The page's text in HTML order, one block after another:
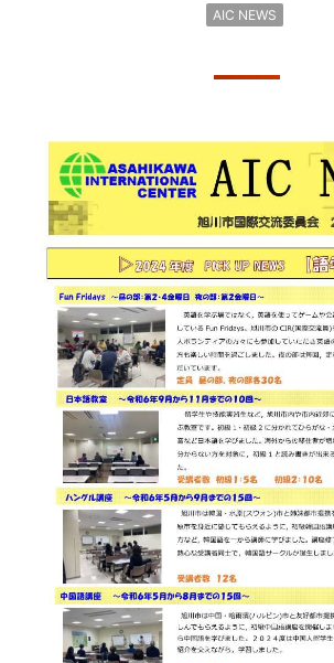
AIC NEWS